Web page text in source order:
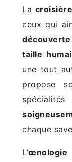
La
ceux qui
taille
une tout
propose
chaque
L’œnologie